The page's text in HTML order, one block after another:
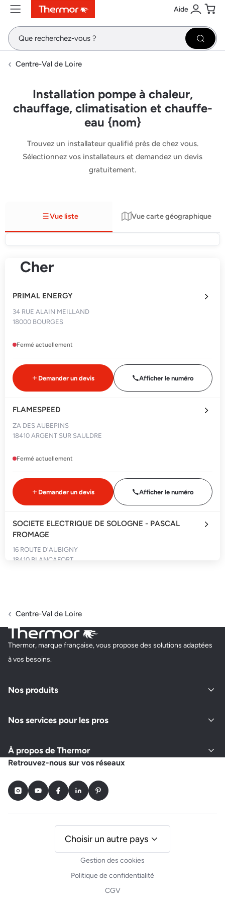
ContenuMenuRecherche Aide
Se
Centre-Val de Loire
Installation pompe à chaleur,
chauffage, climatisation et chauffe-
eau {nom}
Trouvez un installateur qualifié près de chez vous.
Sélectionnez vos installateurs et demandez un devis
gratuitement.
Vue liste Vue carte géographique
Cher
PRIMAL ENERGY
34 RUE ALAIN MEILLAND
18000 BOURGES
Fermé actuellement
Demander un devis Afficher le numéro
FLAMESPEED
ZA DES AUBEPINS
18410 ARGENT SUR SAULDRE
Fermé actuellement
Demander un devis Afficher le numéro
SOCIETE ELECTRIQUE DE SOLOGNE - PASCAL
FROMAGE
16 ROUTE D'AUBIGNY
18410 BLANCAFORT
Demander un devis
ETABLISSEMENT LEFEBVRE AURELIEN
3 PLACE DE L'EGLISE
Fermé actuellement
CHABASSIER ELECTRICITE
18140 HERRY
Demander un devis Afficher le numéro
Centre-Val de Loire
Thermor, marque française, vous propose des solutions adaptées
à vos besoins.
Nos produits
Nos services pour les pros
À propos de Thermor
Retrouvez-nous sur vos réseaux
InstagramYoutubeFacebookLinkedInPinterest
Gestion des cookies
Politique de confidentialité
CGV
Choisir un autre pays